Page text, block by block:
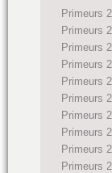
Primeurs
Primeurs
Primeurs
Primeurs
Primeurs
Primeurs
Primeurs
Primeurs
Primeurs
Primeurs